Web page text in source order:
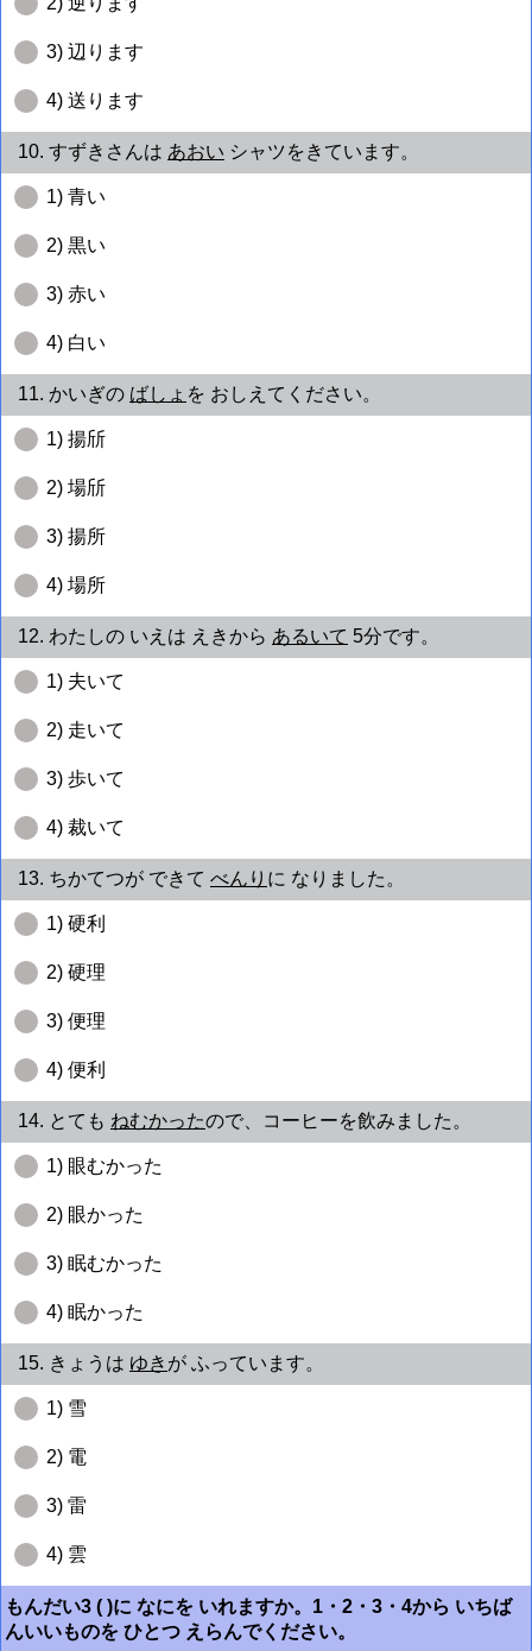
3) 辺ります
4) 送ります
10. すずきさんは あおい シャツをきています。
1) 青い
2) 黒い
3) 赤い
4) 白い
11. かいぎの ばしょ を おしえてください。
1) 揚斦
2) 場斦
3) 揚所
4) 場所
12. わたしの いえは えきから あるいて 5分です。
1) 夫いて
2) 走いて
3) 歩いて
4) 裁いて
13. ちかてつが できて べんり に なりました。
1) 硬利
2) 硬理
3) 便理
4) 便利
14. とても ねむかったので、コーヒーを飲みました。
1) 眼むかった
2) 眼かった
3) 眠むかった
4) 眠かった
15. きょうは ゆき が ふっています。
1) 雪
2) 電
3) 雷
4) 雲
もんだい3 ( )に なにを いれますか。1・2・3・4から いちば
んいいものを ひとつ えらんでください。